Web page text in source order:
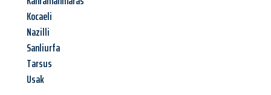
Kocaeli
Nazilli
Sanliurfa
Tarsus
Usak